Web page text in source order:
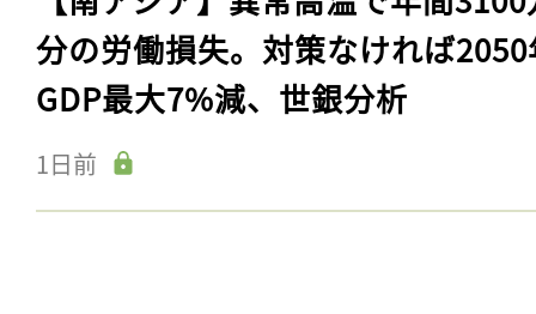
分の労働損失。対策なければ
GDP最大7%減、世銀分析
1日前